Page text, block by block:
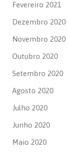
Fevereiro 2021
Dezembro 2020
Novembro 2020
Outubro 2020
Setembro 2020
Agosto 2020
Julho 2020
Junho 2020
Maio 2020